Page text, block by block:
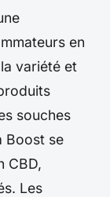
en
variété et
souches
Boost se
CBD,
Les